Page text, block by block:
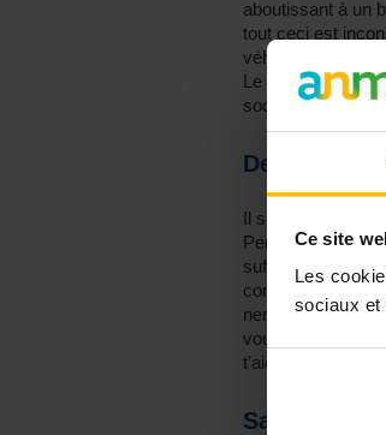
Ce site
Les
sociaux et
aboutissant à un
tout ceci est
véhiculés
Le principal jeu
social, est celui
De rôles et
Il s’agit ici de
Persécuteur ou
suffit qu’une des
commence. Par
nerf, il faut que je
vous lui répondez
t’aider », vous
Sauveur,